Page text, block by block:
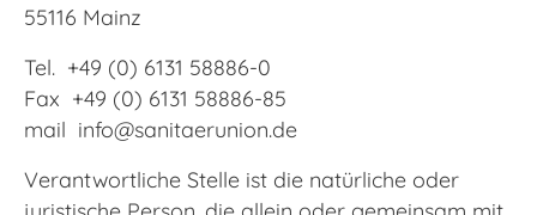
55116 Mainz
Tel. +49 (0) 6131 58886-0
Fax +49 (0) 6131 58886-85
mail info@sanitaerunion.de
Verantwortliche Stelle ist die natürliche oder
juristische Person, die allein oder gemeinsam mit